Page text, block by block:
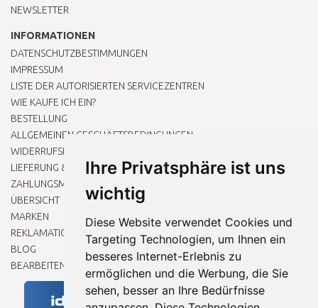
Ihre Privatsphäre ist uns
wichtig
Diese Website verwendet Cookies und
Targeting Technologien, um Ihnen ein
besseres Internet-Erlebnis zu
ermöglichen und die Werbung, die Sie
sehen, besser an Ihre Bedürfnisse
NEWSLETTER
INFORMATIONEN
DATENSCHUTZBESTIMMUNGEN
IMPRESSUM
LISTE DER AUTORISIERTEN SERVICEZENTREN
WIE KAUFE ICH EIN?
BESTELLUNG
ALLGEMEINEN GESCHÄFTSBEDINGUNGEN
WIDERRUFSRECHT
LIEFERUNG & ZAHLUNG
ZAHLUNGSMETHODEN
ÜBERSICHT
MARKEN
REKLAMATIONEN UND RETOUREN
BLOG
BEARBEITEN SIE MEINE COOKIE-EINSTELLUNGEN